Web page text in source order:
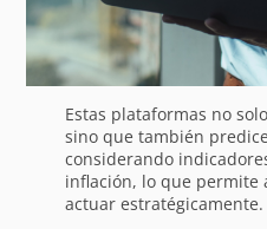
Estas plataformas no
sino que también
considerando
inflación, lo que permite
actuar estratégicamente.